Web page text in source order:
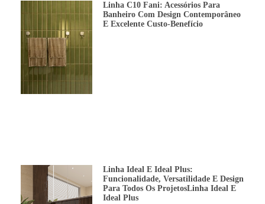
Linha C10 Fani: Acessórios Para
Banheiro Com Design Contemporâneo
E Excelente Custo-Benefício
Linha Ideal E Ideal Plus:
Funcionalidade, Versatilidade E Design
Para Todos Os ProjetosLinha Ideal E
Ideal Plus